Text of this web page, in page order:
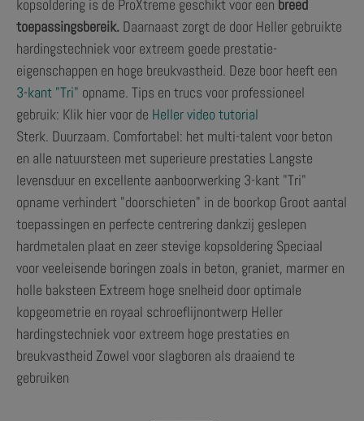
kopsoldering is de ProXtreme geschikt voor een breed
toepassingsbereik. Daarnaast zorgt de door Heller gebruikte
hardingstechniek voor extreem goede prestatie-
eigenschappen en hoge breukvastheid. Deze boor heeft een
3-kant "Tri" opname. Tips en trucs voor professioneel
gebruik: Klik hier voor de Heller video tutorial
Sterk. Duurzaam. Comfortabel: het multi-talent voor beton
en alle natuursteen met superieure prestaties Langste
levensduur en excellente aanboorwerking 3-kant "Tri"
opname verhindert "doorschieten" in de boorkop Groot aantal
toepassingen en perfecte centrering dankzij geslepen
hardmetalen plaat en zeer stevige kopsoldering Speciaal
voor veeleisende boringen zoals in beton, graniet, marmer en
holle baksteen Extreem hoge snelheid door optimale
kopgeometrie en royaal schroeflijnontwerp Heller
hardingstechniek voor extreem hoge prestaties en
breukvastheid Zowel voor slagboren als draaiend te
gebruiken